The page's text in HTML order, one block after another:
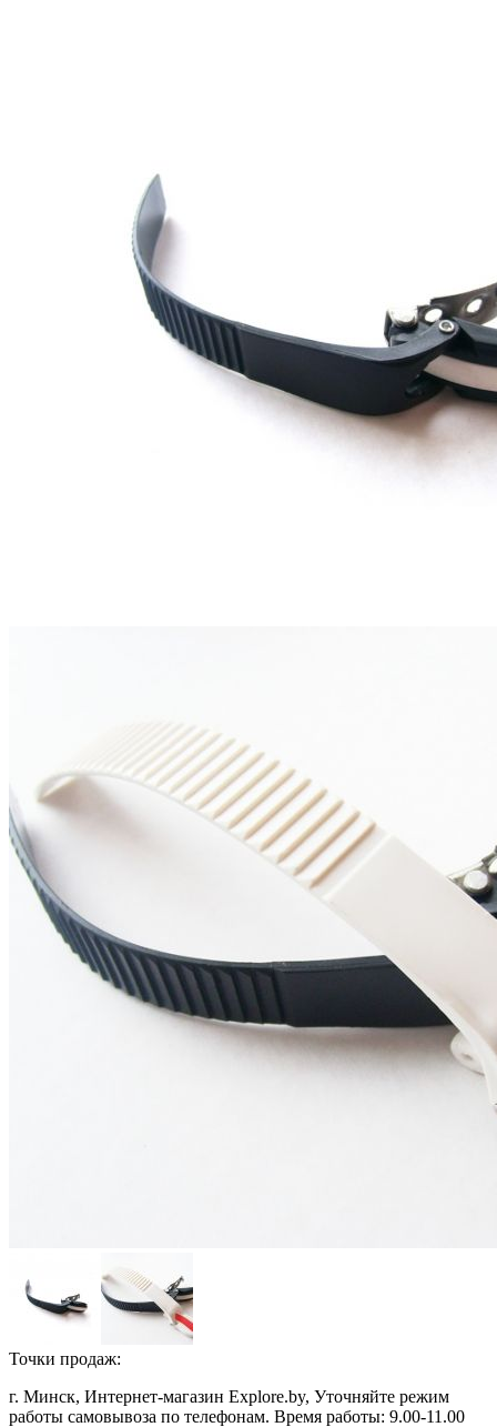
Точки продаж:
г. Минск, Интернет-магазин Explore.by, Уточняйте режим
работы самовывоза по телефонам. Время работы: 9.00-11.00